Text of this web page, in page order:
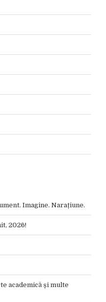
Imagine. Narațiune.
2026!
academică și multe